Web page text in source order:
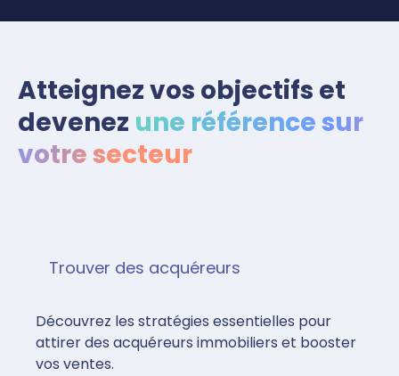
Atteignez vos objectifs et
devenez une référence sur
votre secteur
Trouver des acquéreurs
Découvrez les stratégies essentielles pour
attirer des acquéreurs immobiliers et booster
vos ventes.